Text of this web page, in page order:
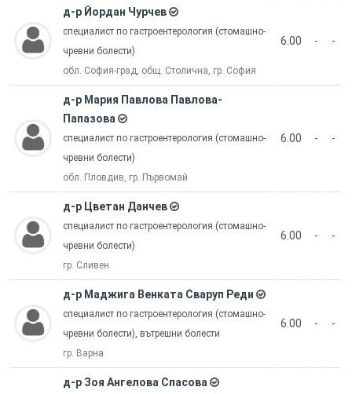
д-р Йордан Чурчев
специалист по гастроентерология (стомашно-
чревни болести)
обл. София-град, общ. Столична, гр. София
6.00 - -
д-р Мария Павлова Павлова-
Папазова
специалист по гастроентерология (стомашно-
чревни болести)
обл. Пловдив, гр. Първомай
6.00 - -
д-р Цветан Данчев
специалист по гастроентерология (стомашно-
чревни болести)
гр. Сливен
6.00 - -
д-р Маджига Венката Сваруп Реди
специалист по гастроентерология (стомашно-
чревни болести), вътрешни болести
гр. Варна
6.00 - -
д-р Зоя Ангелова Спасова